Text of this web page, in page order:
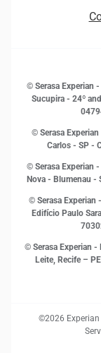
Estudos e
Inovação e
Leis e impostos
Marketing
Open Finance
Proteção de
Sustentabilidade
Sala de Imprensa
© Serasa Experian
Sucupira - 24º
© Serasa
Carlos - SP -
© Serasa Experian
Nova - Blumenau
© Serasa Experian
Edifício Paulo
© Serasa Experian -
Leite, Recife –
©2026